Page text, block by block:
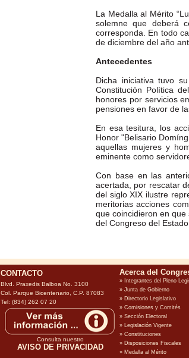
La Medalla al Mérito
solemne que deberá
corresponda. En todo
de diciembre del año
Antecedentes
Dicha iniciativa tuvo
Constitución Política
honores por servicios
pensiones en favor de
En esa tesitura, los
Honor "Belisario
aquellas mujeres y
eminente como
Con base en las
acertada, por rescatar
del siglo XIX ilustre
meritorias acciones
que coincidieron en
del Congreso del
CONTACTO
Blvd. Praxedis Balboa No. 3100
Col. Parque Bicentenario, C.P. 87083
Tel: (834) 262 07 20
Consulta nuestro
AVISO DE PRIVACIDAD